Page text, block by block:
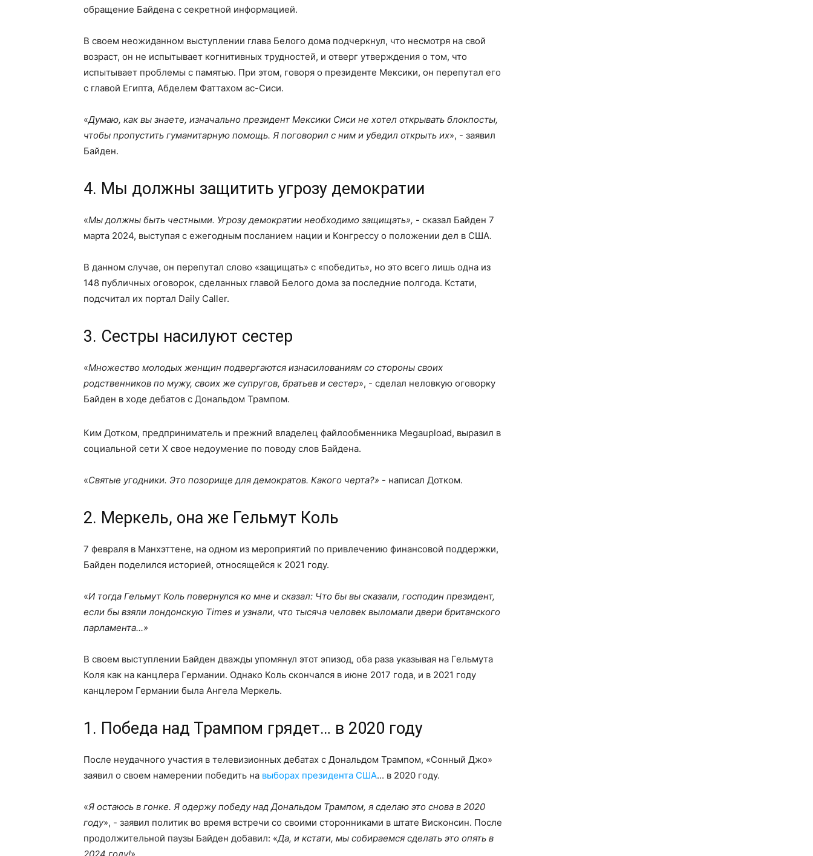
обращение Байдена с секретной информацией.
В своем неожиданном выступлении глава Белого дома подчеркнул, что несмотря на свой
возраст, он не испытывает когнитивных трудностей, и отверг утверждения о том, что
испытывает проблемы с памятью. При этом, говоря о президенте Мексики, он перепутал его
с главой Египта, Абделем Фаттахом ас-Сиси.
«Думаю, как вы знаете, изначально президент Мексики Сиси не хотел открывать блокпосты,
чтобы пропустить гуманитарную помощь. Я поговорил с ним и убедил открыть их», - заявил
Байден.
4. Мы должны защитить угрозу демократии
«Мы должны быть честными. Угрозу демократии необходимо защищать», - сказал Байден 7
марта 2024, выступая с ежегодным посланием нации и Конгрессу о положении дел в США.
В данном случае, он перепутал слово «защищать» с «победить», но это всего лишь одна из
148 публичных оговорок, сделанных главой Белого дома за последние полгода. Кстати,
подсчитал их портал Daily Caller.
3. Сестры насилуют сестер
«Множество молодых женщин подвергаются изнасилованиям со стороны своих
родственников по мужу, своих же супругов, братьев и сестер», - сделал неловкую оговорку
Байден в ходе дебатов с Дональдом Трампом.
Ким Дотком, предприниматель и прежний владелец файлообменника Megaupload, выразил в
социальной сети Х свое недоумение по поводу слов Байдена.
«Святые угодники. Это позорище для демократов. Какого черта?» - написал Дотком.
2. Меркель, она же Гельмут Коль
7 февраля в Манхэттене, на одном из мероприятий по привлечению финансовой поддержки,
Байден поделился историей, относящейся к 2021 году.
«И тогда Гельмут Коль повернулся ко мне и сказал: Что бы вы сказали, господин президент,
если бы взяли лондонскую Times и узнали, что тысяча человек выломали двери британского
парламента...»
В своем выступлении Байден дважды упомянул этот эпизод, оба раза указывая на Гельмута
Коля как на канцлера Германии. Однако Коль скончался в июне 2017 года, и в 2021 году
канцлером Германии была Ангела Меркель.
1. Победа над Трампом грядет… в 2020 году
После неудачного участия в телевизионных дебатах с Дональдом Трампом, «Сонный Джо»
заявил о своем намерении победить на выборах президента США... в 2020 году.
«Я остаюсь в гонке. Я одержу победу над Дональдом Трампом, я сделаю это снова в 2020
году», - заявил политик во время встречи со своими сторонниками в штате Висконсин. После
продолжительной паузы Байден добавил: «Да, и кстати, мы собираемся сделать это опять в
2024 году!»